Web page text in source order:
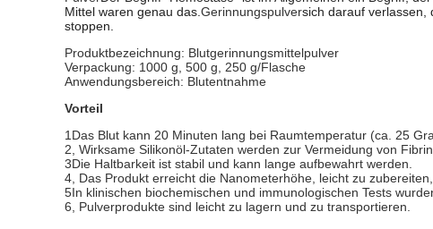
Mittel waren genau das. Gerinnungspulversich darauf verlassen,
stoppen.
Produktbezeichnung: Blutgerinnungsmittelpulver
Verpackung: 1000 g, 500 g, 250 g/Flasche
Anwendungsbereich: Blutentnahme
Vorteil
1Das Blut kann 20 Minuten lang bei Raumtemperatur (ca. 25
2, Wirksame Silikonöl-Zutaten werden zur Vermeidung von
3Die Haltbarkeit ist stabil und kann lange aufbewahrt werden.
4, Das Produkt erreicht die Nanometerhöhe, leicht zu
5In klinischen biochemischen und immunologischen Tests
6, Pulverprodukte sind leicht zu lagern und zu transportieren.